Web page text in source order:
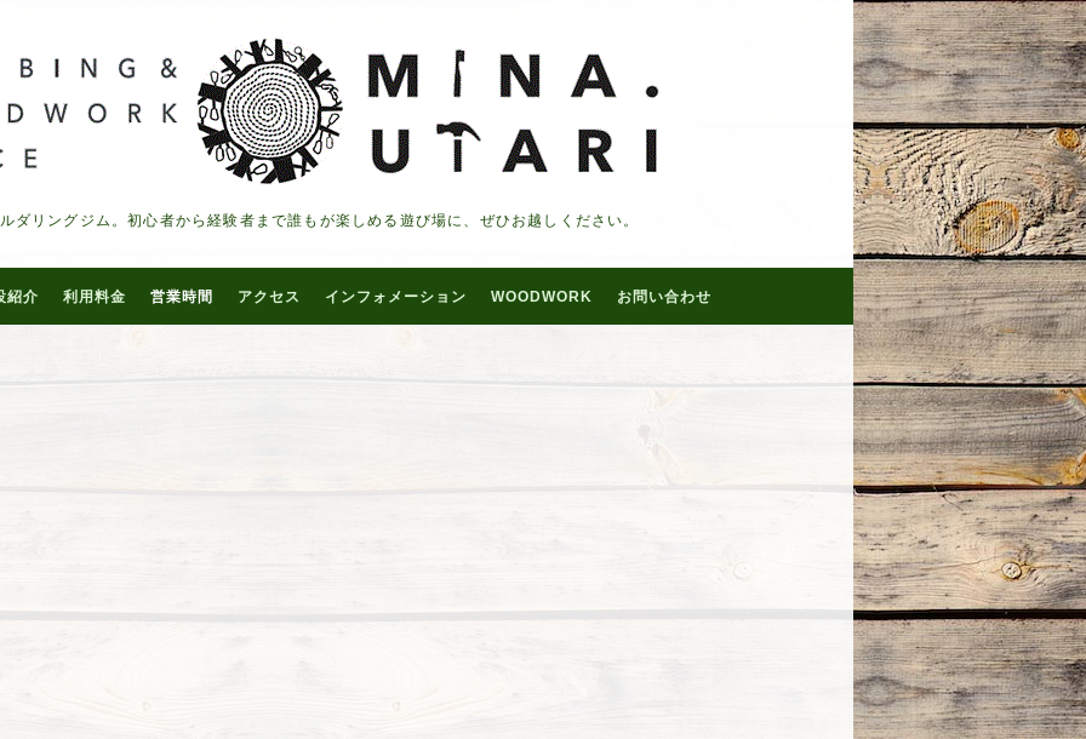
ダリングジム。初心者から経験者まで誰もが楽しめる遊び場に、ぜひお越しください。
紹介 利用料金 営業時間 アクセス インフォメーション WOODWORK お問い合わせ